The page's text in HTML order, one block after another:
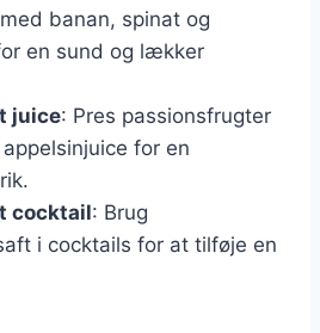
banan, spinat og
en sund og lækker
juice: Pres passionsfrugter
for en
cocktail: Brug
i cocktails for at tilføje en